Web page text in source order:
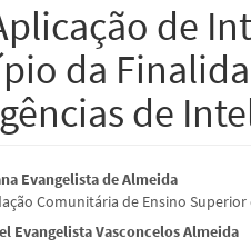
de
da
de
Evangelista de Almeida
Comunitária de Ensino Superior
Evangelista Vasconcelos Almeida